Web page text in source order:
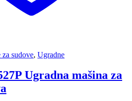
za sudove, Ugradne
Ugradna mašina za